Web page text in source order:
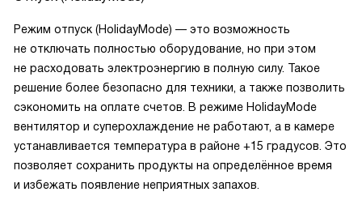
Режим отпуск (HolidayMode) — это возможность
не отключать полностью оборудование, но при этом
не расходовать электроэнергию в полную силу. Такое
решение более безопасно для техники, а также позволить
сэкономить на оплате счетов. В режиме HolidayMode
вентилятор и суперохлаждение не работают, а в камере
устанавливается температура в районе +15 градусов. Это
позволяет сохранить продукты на определённое время
и избежать появление неприятных запахов.